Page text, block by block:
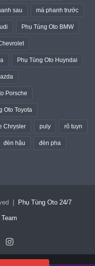
sau má phanh trước
Phụ Tùng Oto BMW
Phụ Tùng Oto Huyndai
Porsche
Oto Toyota
Chrysler puly rô tuyn
đèn hậu đèn pha
| Phụ Tùng Oto 24/7
Team
Instagram